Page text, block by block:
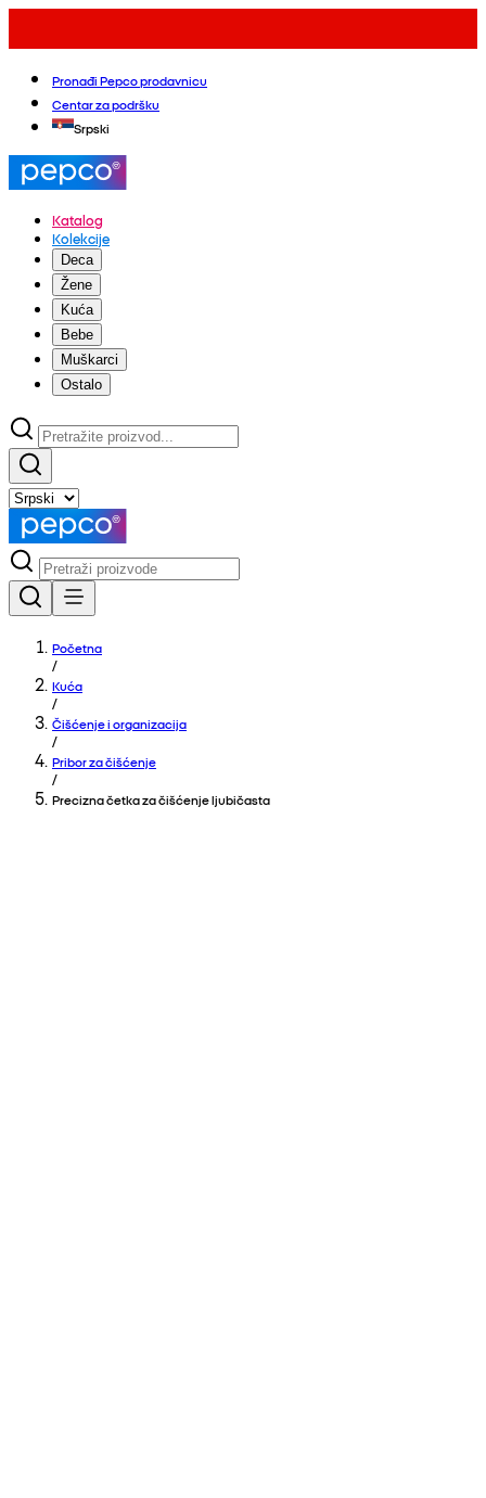
Pronađi Pepco prodavnicu
Centar za podršku
Srpski
Katalog
Kolekcije
Deca
Žene
Kuća
Bebe
Muškarci
Ostalo
Početna
/
Kuća
/
Čišćenje i organizacija
/
Pribor za čišćenje
/
Precizna četka za čišćenje ljubičasta